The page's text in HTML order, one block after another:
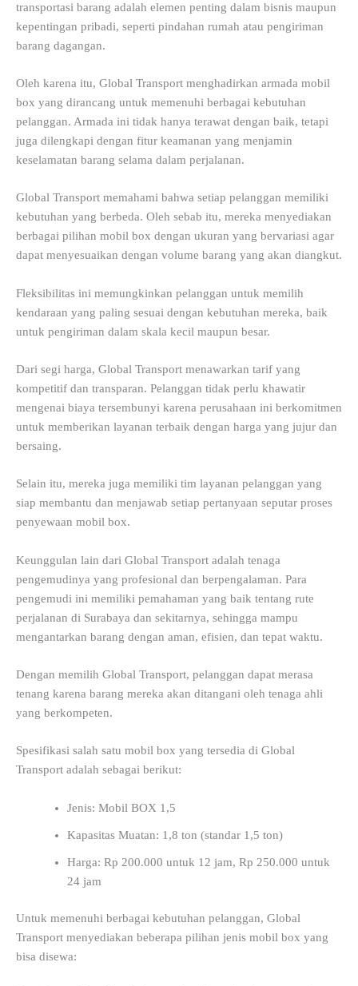
transportasi barang adalah elemen penting dalam bisnis maupun
kepentingan pribadi, seperti pindahan rumah atau pengiriman
barang dagangan.
Oleh karena itu, Global Transport menghadirkan armada mobil
box yang dirancang untuk memenuhi berbagai kebutuhan
pelanggan. Armada ini tidak hanya terawat dengan baik, tetapi
juga dilengkapi dengan fitur keamanan yang menjamin
keselamatan barang selama dalam perjalanan.
Global Transport memahami bahwa setiap pelanggan memiliki
kebutuhan yang berbeda. Oleh sebab itu, mereka menyediakan
berbagai pilihan mobil box dengan ukuran yang bervariasi agar
dapat menyesuaikan dengan volume barang yang akan diangkut.
Fleksibilitas ini memungkinkan pelanggan untuk memilih
kendaraan yang paling sesuai dengan kebutuhan mereka, baik
untuk pengiriman dalam skala kecil maupun besar.
Dari segi harga, Global Transport menawarkan tarif yang
kompetitif dan transparan. Pelanggan tidak perlu khawatir
mengenai biaya tersembunyi karena perusahaan ini berkomitmen
untuk memberikan layanan terbaik dengan harga yang jujur dan
bersaing.
Selain itu, mereka juga memiliki tim layanan pelanggan yang
siap membantu dan menjawab setiap pertanyaan seputar proses
penyewaan mobil box.
Keunggulan lain dari Global Transport adalah tenaga
pengemudinya yang profesional dan berpengalaman. Para
pengemudi ini memiliki pemahaman yang baik tentang rute
perjalanan di Surabaya dan sekitarnya, sehingga mampu
mengantarkan barang dengan aman, efisien, dan tepat waktu.
Dengan memilih Global Transport, pelanggan dapat merasa
tenang karena barang mereka akan ditangani oleh tenaga ahli
yang berkompeten.
Spesifikasi salah satu mobil box yang tersedia di Global
Transport adalah sebagai berikut:
Jenis: Mobil BOX 1,5
Kapasitas Muatan: 1,8 ton (standar 1,5 ton)
Harga: Rp 200.000 untuk 12 jam, Rp 250.000 untuk
24 jam
Untuk memenuhi berbagai kebutuhan pelanggan, Global
Transport menyediakan beberapa pilihan jenis mobil box yang
bisa disewa: